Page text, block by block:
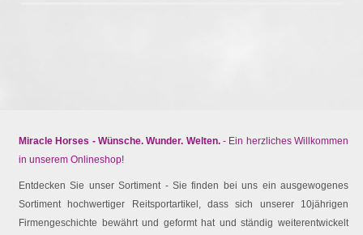
Miracle Horses - Wünsche. Wunder. Welten.- Ein herzliches Willkommen
in unserem Onlineshop!
Entdecken Sie unser Sortiment - Sie finden bei uns ein ausgewogenes
Sortiment hochwertiger Reitsportartikel, dass sich unserer 10jährigen
Firmengeschichte bewährt und geformt hat und ständig weiterentwickelt